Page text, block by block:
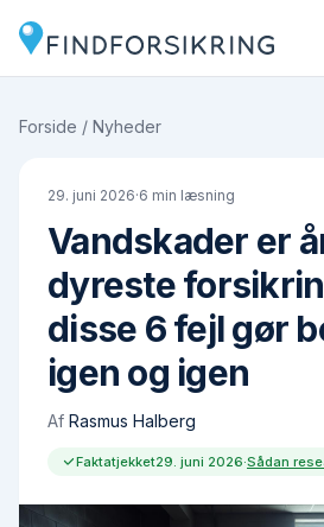
Forside / Nyheder
29. juni 2026·6 min læsning
Vandskader er
dyreste
disse 6 fejl gør
igen og igen
Af Rasmus Halberg
Faktatjekket29. juni 2026·Sådan